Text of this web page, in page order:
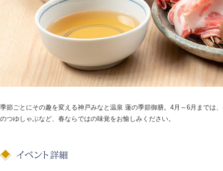
季節ごとにその趣を変える神戸みなと温泉 蓮の季節御膳。4月～6月までは
のつゆしゃぶなど、春ならではの味覚をお愉しみください。